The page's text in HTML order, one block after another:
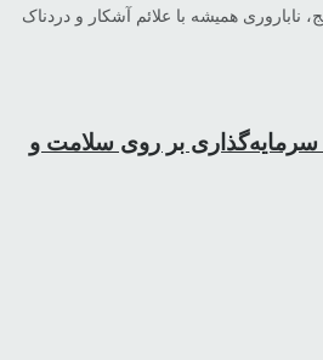
ناباروری همیشه با علائم آشکار و دردناک
سرمایه‌گذاری بر روی سلامت و